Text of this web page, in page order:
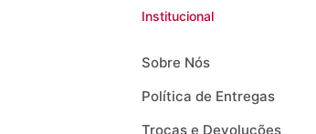
Institucional
Sobre Nós
Política de Entregas
Trocas e Devoluções